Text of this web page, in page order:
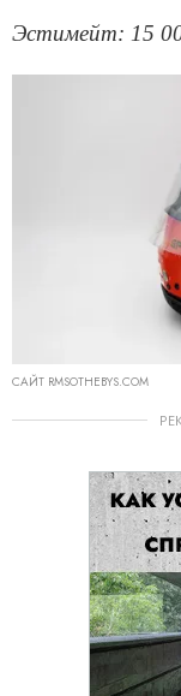
Эстимейт: 15
САЙТ RMSOTHEBYS.COM